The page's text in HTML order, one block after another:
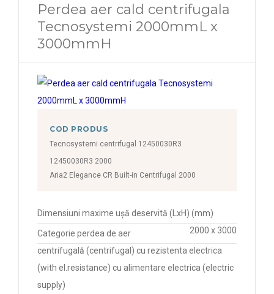
Perdea aer cald centrifugala
Tecnosystemi 2000mmL x
3000mmH
COD PRODUS
Tecnosystemi centrifugal 12450030R3
12450030R3 2000
Aria2 Elegance CR Built-in Centrifugal 2000
Dimensiuni maxime ușă deservită (LxH) (mm)
2000 x 3000
Categorie perdea de aer
centrifugală (centrifugal) cu rezistenta electrica
(with el.resistance) cu alimentare electrica (electric
supply)